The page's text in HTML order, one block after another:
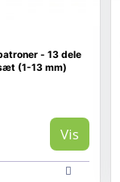
- 13 dele
(1-13 mm)
Vis